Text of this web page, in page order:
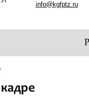
info@kgfptz.ru